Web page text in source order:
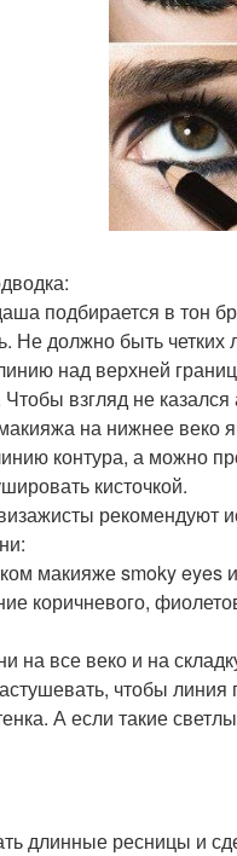
подбирается в тон
Не должно быть
над верхней
взгляд не
на нижнее веко
контура, а можно
кисточкой.
рекомендуют
макияже smoky eyes
коричневого,
на все веко и на
чтобы
А если такие
длинные ресницы и